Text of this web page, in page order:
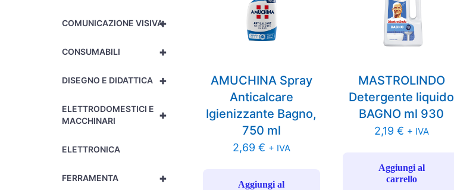
+
COMUNICAZIONE VISIVA
+
CONSUMABILI
+
DISEGNO E DIDATTICA
+
ELETTRODOMESTICI E
MACCHINARI
ELETTRONICA
+
FERRAMENTA
AMUCHINA Spray
Anticalcare
Igienizzante Bagno,
750 ml
2,69 € + IVA
Aggiungi al
MASTROLINDO
Detergente liquido
BAGNO ml 930
2,19 € + IVA
Aggiungi al
carrello